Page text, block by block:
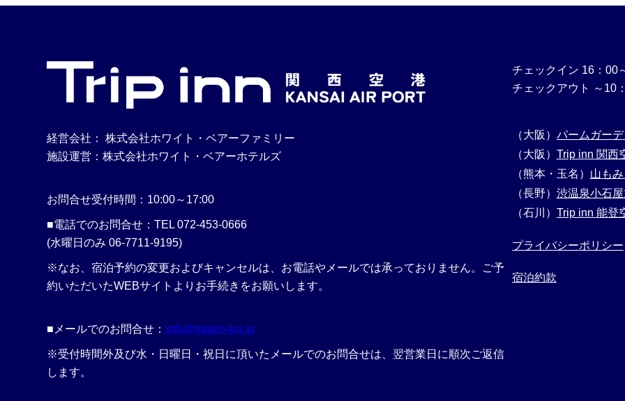
経営会社： 株式会社ホワイト・ベアーファミリー
施設運営：株式会社ホワイト・ベアーホテルズ
お問合せ受付時間：10:00～17:00
■電話でのお問合せ：TEL 072-453-0666
(水曜日のみ 06-7711-9195)
※なお、宿泊予約の変更およびキャンセルは、お電話やメールでは承っておりません。ご予
約いただいたWEBサイトよりお手続きをお願いします。
■メールでのお問合せ： info@tripinn-kix.jp
※受付時間外及び水・日曜日・祝日に頂いたメールでのお問合せは、翌営業日に順次ご返信
します。
チェックイン 16：00
チェックアウト ～10
（大阪） パームガー
（大阪） Trip inn 関西
（熊本・玉名） 山も
（長野） 渋温泉小石
（石川） Trip inn 能登
プライバシーポリシー
宿泊約款